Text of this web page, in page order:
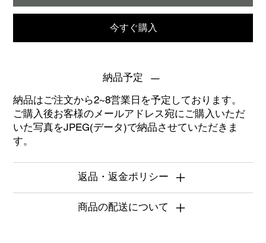
今すぐ購入
納品予定
納品はご注文から2~8営業日を予定しております。
ご購入後お客様のメールアドレス宛にご購入いただ
いた写真をJPEG(データ)で納品させていただきま
す。
返品・返金ポリシー
商品の配送について